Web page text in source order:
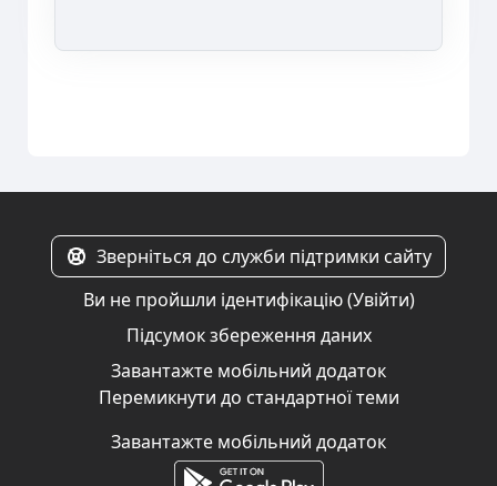
Зверніться до служби підтримки сайту
Ви не пройшли ідентифікацію (Увійти)
Підсумок збереження даних
Завантажте мобільний додаток
Перемикнути до стандартної теми
Завантажте мобільний додаток